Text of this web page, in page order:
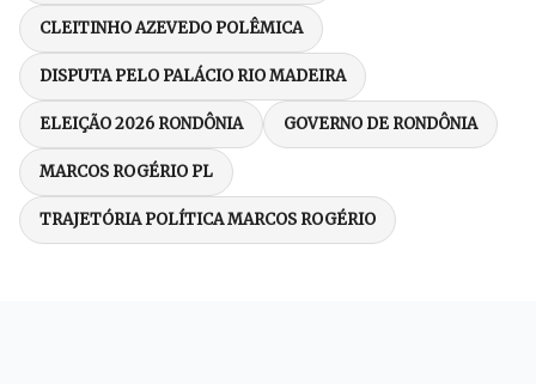
CLEITINHO AZEVEDO POLÊMICA
DISPUTA PELO PALÁCIO RIO MADEIRA
ELEIÇÃO 2026 RONDÔNIA GOVERNO DE RONDÔNIA
MARCOS ROGÉRIO PL
TRAJETÓRIA POLÍTICA MARCOS ROGÉRIO